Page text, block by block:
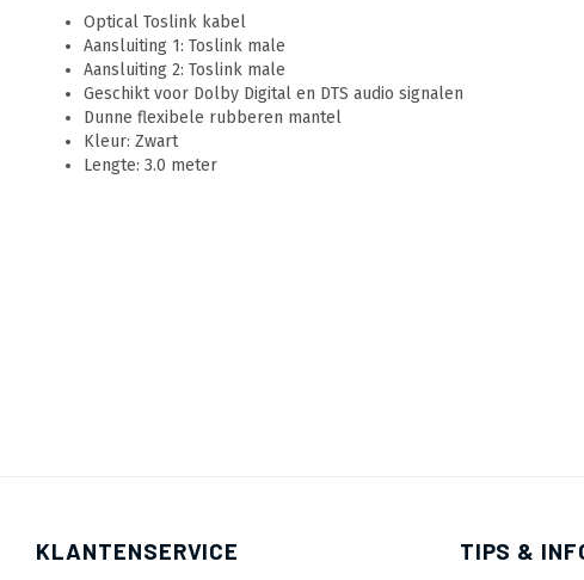
Optical Toslink kabel
Aansluiting 1: Toslink male
Aansluiting 2: Toslink male
Geschikt voor Dolby Digital en DTS audio signalen
Dunne flexibele rubberen mantel
Kleur: Zwart
Lengte: 3.0 meter
KLANTENSERVICE TIPS &